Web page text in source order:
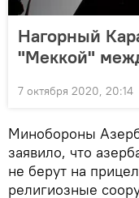
Нагорный
"Меккой"
7 октября 2020, 20:14
Минобороны
заявило, что
не берут на
религиозные